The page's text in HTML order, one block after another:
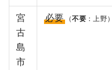
宮
古
島
市
必要（不要 ：上野）